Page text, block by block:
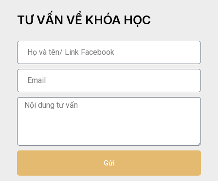
TƯ VẤN VỀ KHÓA HỌC
Gửi